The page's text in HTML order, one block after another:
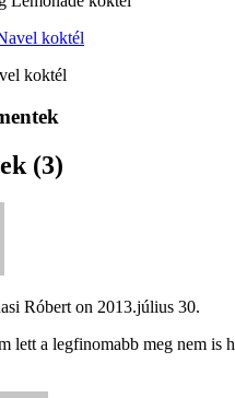
koktél
(3)
Róbert on 2013.július 30.
lett a legfinomabb meg nem is